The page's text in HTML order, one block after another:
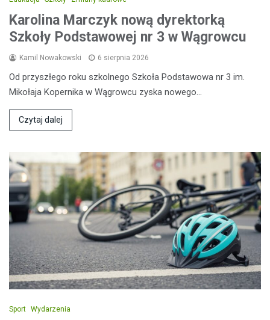
Karolina Marczyk nową dyrektorką
Szkoły Podstawowej nr 3 w Wągrowcu
Kamil Nowakowski 6 sierpnia 2026
Od przyszłego roku szkolnego Szkoła Podstawowa nr 3 im.
Mikołaja Kopernika w Wągrowcu zyska nowego…
Czytaj dalej
Sport Wydarzenia